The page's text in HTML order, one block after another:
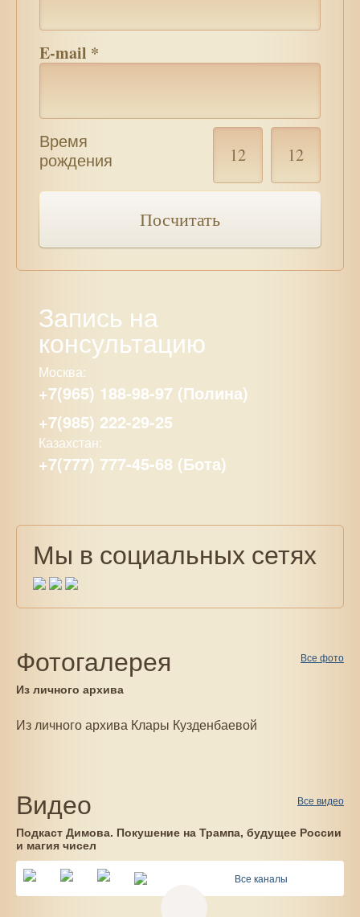
E-mail *
Время
рождения
рождения
Посчитать
Запись на
консультацию
Москва:
+7(965) 188-98-97 (Полина)
+7(985) 222-29-25
Казахстан:
+7(777) 777-45-68 (Бота)
Мы в социальных сетях
Фотогалерея Все фото
Из личного архива
Из личного архива Клары Кузденбаевой
Видео Все видео
Подкаст Димова. Покушение на Трампа, будущее России
и магия чисел
Все каналы